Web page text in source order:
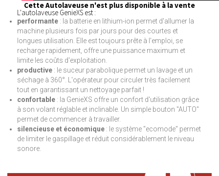
Cette Autolaveuse n'est plus disponible à la vente
L'autolaveuse GenieXS est :
performante : la batterie en lithium-ion permet d'allumer la
machine plusieurs fois par jours pour des courtes et
longues utilisation. Elle est toujours prête à l'emploi, se
recharge rapidement, offre une puissance maximum et
limite les coûts d'exploitation.
productive : le suceur parabolique permet un lavage et un
séchage à 360°. L'opérateur pour circuler très facilement
tout en garantissant un nettoyage parfait !
confortable : la GenieXS offre un confort d'utilisation grâce
à son volant réglable et inclinable. Un simple bouton "AUTO"
permet de commencer à travailler.
silencieuse et économique : le système "ecomode" permet
de limiter le gaspillage et réduit considérablement le niveau
sonore.